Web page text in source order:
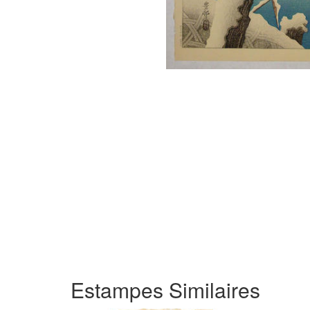
Estampes Similaires